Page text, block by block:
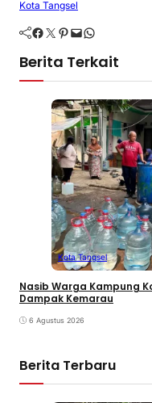
Kota Tangsel
Facebook Twitter Pinterest Mail WhatsApp
Berita Terkait
Kota Tangsel
Nasib Warga Kampung
Dampak Kemarau
6 Agustus 2026
Berita Terbaru